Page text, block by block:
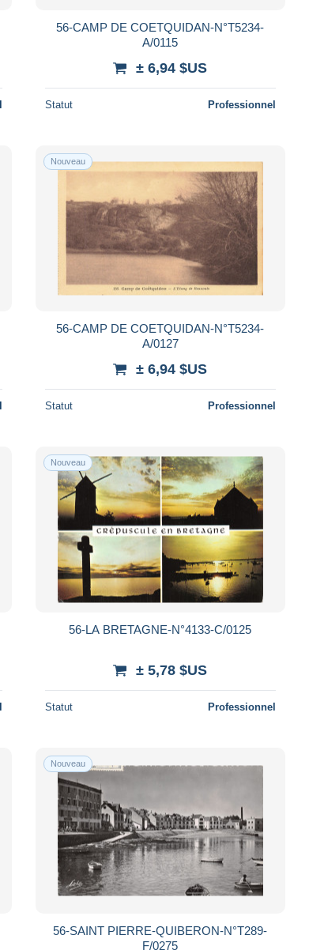
56-CAMP DE COETQUIDAN-N°T5234-
A/0115
± 6,94 $US
Statut Professionnel
Nouveau
56-CAMP DE COETQUIDAN-N°T5234-
A/0127
± 6,94 $US
Statut Professionnel
Nouveau
56-LA BRETAGNE-N°4133-C/0125
± 5,78 $US
Statut Professionnel
Nouveau
56-SAINT PIERRE-QUIBERON-N°T289-
F/0275